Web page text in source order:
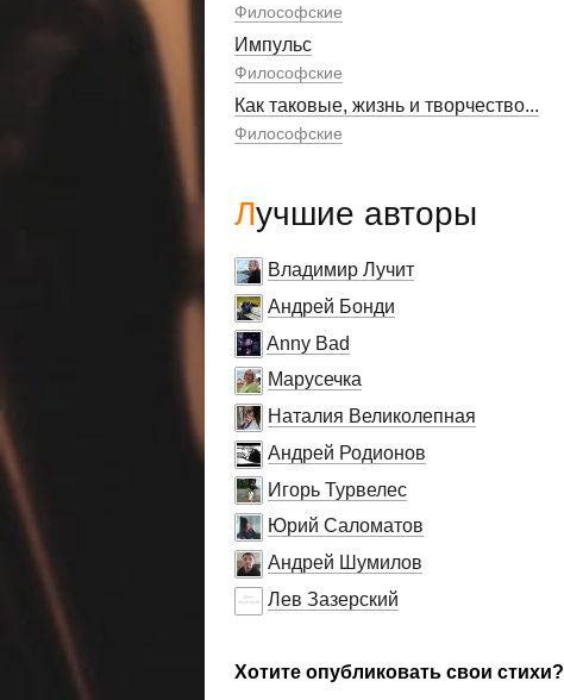
Философские
Импульс
Философские
Как таковые, жизнь и творчество...
Философские
Лучшие авторы
Владимир Лучит
Андрей Бонди
Anny Bad
Марусечка
Наталия Великолепная
Андрей Родионов
Игорь Турвелес
Юрий Саломатов
Андрей Шумилов
Лев Зазерский
Хотите опубликовать свои стихи?